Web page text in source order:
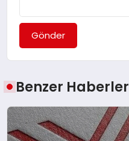
Gönder
Benzer Haberler